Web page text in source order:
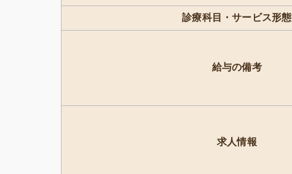
診療科目・サービス形態
給与の備考
求人情報